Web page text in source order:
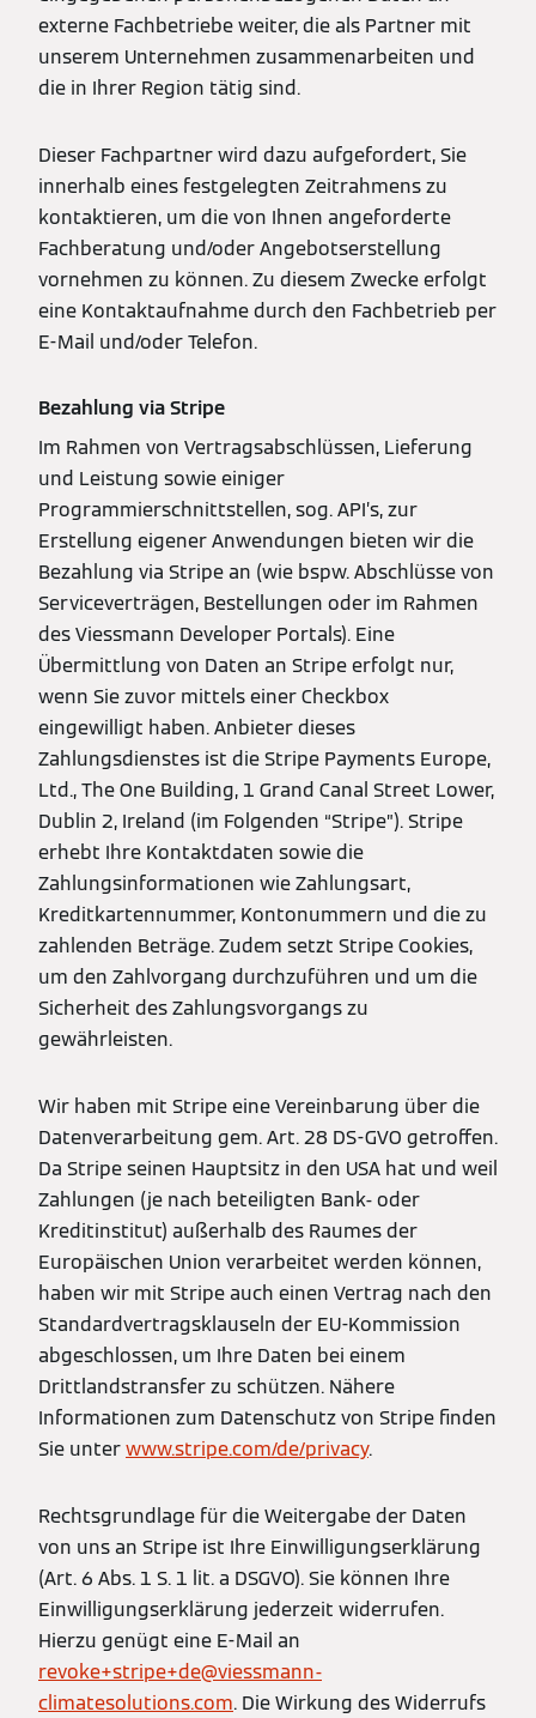
externe Fachbetriebe weiter, die als Partner mit
unserem Unternehmen zusammenarbeiten und
die in Ihrer Region tätig sind.
Dieser Fachpartner wird dazu aufgefordert, Sie
innerhalb eines festgelegten Zeitrahmens zu
kontaktieren, um die von Ihnen angeforderte
Fachberatung und/oder Angebotserstellung
vornehmen zu können. Zu diesem Zwecke erfolgt
eine Kontaktaufnahme durch den Fachbetrieb per
E-Mail und/oder Telefon.
Bezahlung via Stripe
Im Rahmen von Vertragsabschlüssen, Lieferung
und Leistung sowie einiger
Programmierschnittstellen, sog. API’s, zur
Erstellung eigener Anwendungen bieten wir die
Bezahlung via Stripe an (wie bspw. Abschlüsse von
Serviceverträgen, Bestellungen oder im Rahmen
des Viessmann Developer Portals). Eine
Übermittlung von Daten an Stripe erfolgt nur,
wenn Sie zuvor mittels einer Checkbox
eingewilligt haben. Anbieter dieses
Zahlungsdienstes ist die Stripe Payments Europe,
Ltd., The One Building, 1 Grand Canal Street Lower,
Dublin 2, Ireland (im Folgenden “Stripe”). Stripe
erhebt Ihre Kontaktdaten sowie die
Zahlungsinformationen wie Zahlungsart,
Kreditkartennummer, Kontonummern und die zu
zahlenden Beträge. Zudem setzt Stripe Cookies,
um den Zahlvorgang durchzuführen und um die
Sicherheit des Zahlungsvorgangs zu
gewährleisten.
Wir haben mit Stripe eine Vereinbarung über die
Datenverarbeitung gem. Art. 28 DS-GVO getroffen.
Da Stripe seinen Hauptsitz in den USA hat und weil
Zahlungen (je nach beteiligten Bank- oder
Kreditinstitut) außerhalb des Raumes der
Europäischen Union verarbeitet werden können,
haben wir mit Stripe auch einen Vertrag nach den
Standardvertragsklauseln der EU-Kommission
abgeschlossen, um Ihre Daten bei einem
Drittlandstransfer zu schützen. Nähere
Informationen zum Datenschutz von Stripe finden
Sie unterwww.stripe.com/de/privacy.
Rechtsgrundlage für die Weitergabe der Daten
von uns an Stripe ist Ihre Einwilligungserklärung
(Art. 6 Abs. 1 S. 1 lit. a DSGVO). Sie können Ihre
Einwilligungserklärung jederzeit widerrufen.
Hierzu genügt eine E-Mail an
revoke+stripe+de@viessmann-
climatesolutions.com. Die Wirkung des Widerrufs